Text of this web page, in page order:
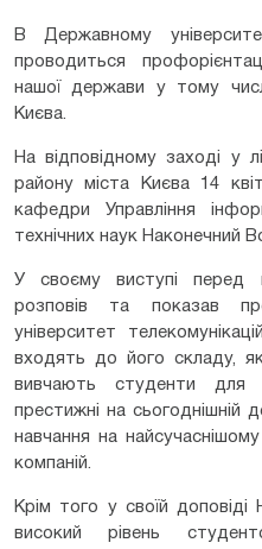
В Державному
проводиться
нашої держави у тому
Києва.
На відповідному заході у
району міста Києва 14
кафедри Управління
технічних наук Наконечний
У своєму виступі перед
розповів та показав
університет
входять до його складу, які
вивчають студенти
престижні на сьогоднішній
навчання на
компаній.
Крім того у своїй
високий рівень